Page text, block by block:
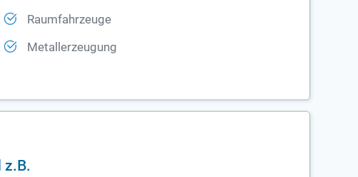
Raumfahrzeuge
Metallerzeugung